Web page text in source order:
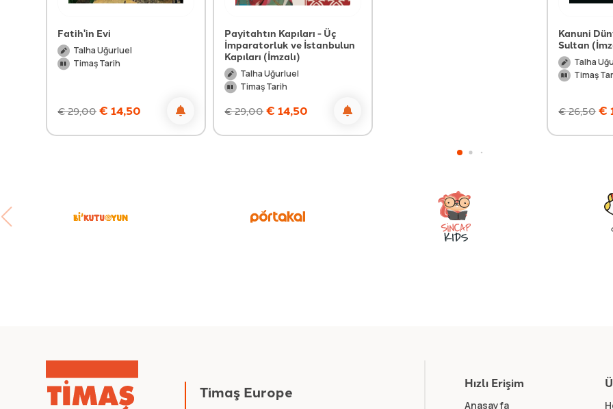
Fatih'in Evi
Talha Uğurluel
Timaş Tarih
€29,00 € 14,50
Payitahtın Kapıları - Üç
İmparatorluk ve İstanbulun
Kapıları (İmzalı)
Talha Uğurluel
Timaş Tarih
€29,00 € 14,50
Kanuni
Sultan
Talha
Timaş
€26,50 €
Timaş Europe Hızlı Erişim
Anasayfa